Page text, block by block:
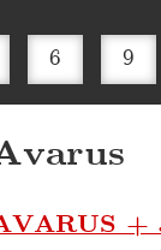
6 9
+